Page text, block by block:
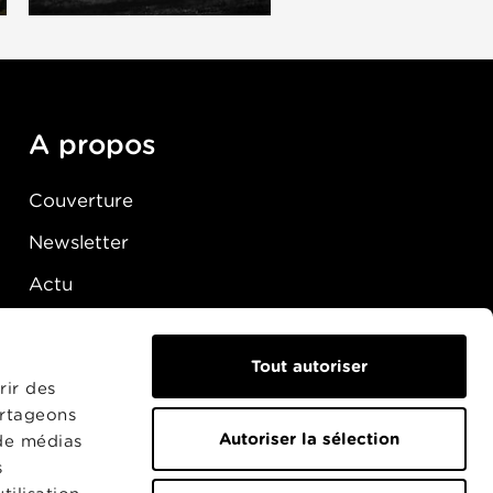
des
médias
Tout autoriser
Autoriser la sélection
A propos
Couverture
Newsletter
Actu